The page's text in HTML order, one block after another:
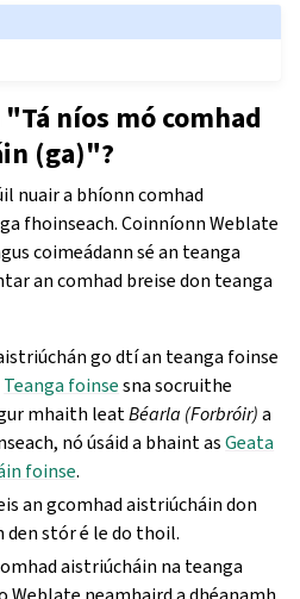
níos mó comhad
(ga)"?
nuair a bhíonn comhad
fhoinseach. Coinníonn Weblate
coimeádann sé an teanga
an comhad breise don teanga
go dtí an teanga foinse
Teanga foinsesna socruithe
mhaith leatBéarla (Forbróir)a
nó úsáid a bhaint asGeata
foinse.
an gcomhad aistriúcháin don
den stór é le do thoil.
aistriúcháin na teanga